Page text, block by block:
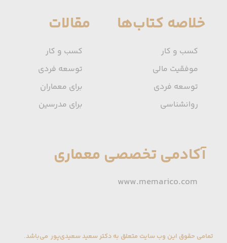
خلاصه کتاب‌ها
کسب و کار
موفقیت مالی
توسعه فردی
روانشناسی
مقالات
آکادمی تخصصی معماری
www.memarico.com
تمامی حقوق این وب سایت متعلق به دکتر سعید سعیدی‌پور می‌باشد.
کسب و کار
توسعه فردی
برای معماران
برای مدرسین